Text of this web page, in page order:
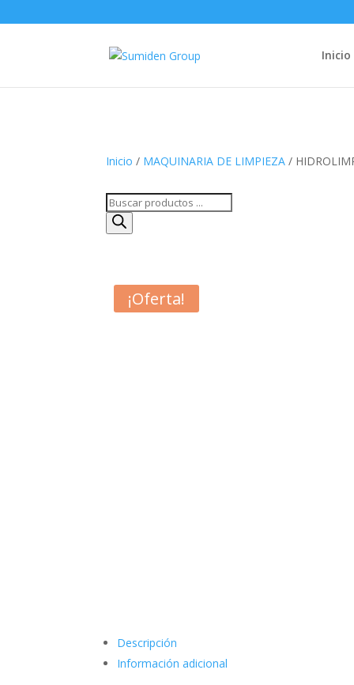
Inicio
Inicio / MAQUINARIA DE LIMPIEZA /
Búsqueda
de
productos
¡Oferta!
Descripción
Información adicional